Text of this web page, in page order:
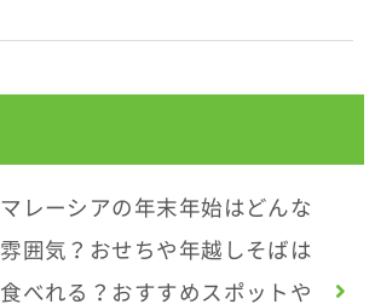
マレーシアの年末年始はどんな
雰囲気？おせちや年越しそばは
食べれる？おすすめスポットや